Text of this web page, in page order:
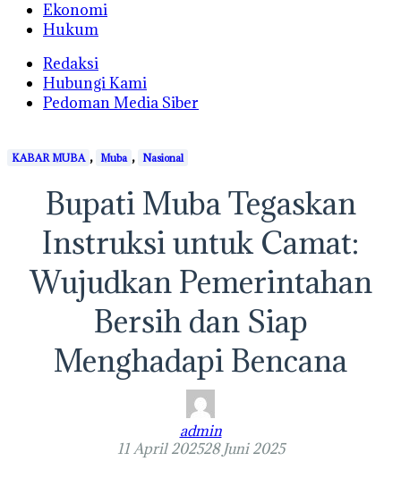
Ekonomi
Hukum
Redaksi
Hubungi Kami
Pedoman Media Siber
KABAR MUBA , Muba , Nasional
Bupati Muba Tegaskan
Instruksi untuk Camat:
Wujudkan Pemerintahan
Bersih dan Siap
Menghadapi Bencana
admin
11 April 202528 Juni 2025